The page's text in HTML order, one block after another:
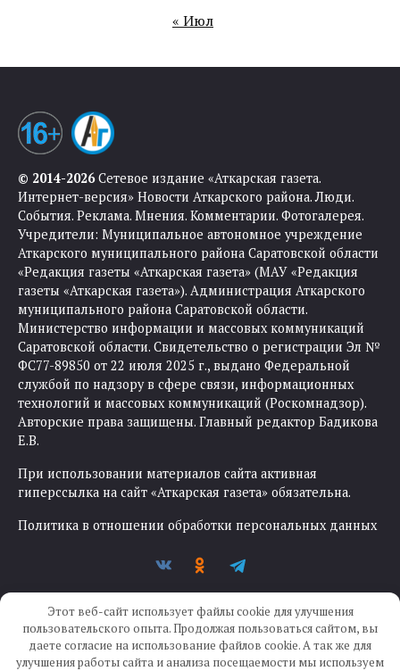
« Июл
© 2014-2026Сетевое издание «Аткарская газета.
Интернет-версия» Новости Аткарского района. Люди.
События. Реклама. Мнения. Комментарии. Фотогалерея.
Учредители: Муниципальное автономное учреждение
Аткарского муниципального района Саратовской области
«Редакция газеты «Аткарская газета» (МАУ «Редакция
газеты «Аткарская газета»). Администрация Аткарского
муниципального района Саратовской области.
Министерство информации и массовых коммуникаций
Саратовской области. Свидетельство о регистрации Эл №
ФС77-89850 от 22 июля 2025 г., выдано Федеральной
службой по надзору в сфере связи, информационных
технологий и массовых коммуникаций (Роскомнадзор).
Авторские права защищены. Главный редактор Бадикова
Е.В.
При использовании материалов сайта активная
гиперссылка на сайт «Аткарская газета» обязательна.
Политика в отношении обработки персональных данных
Этот веб-сайт использует файлы cookie для улучшения
пользовательского опыта. Продолжая пользоваться сайтом, вы
даете согласие на использование файлов cookie. А так же для
улучшения работы сайта и анализа посещаемости мы используем